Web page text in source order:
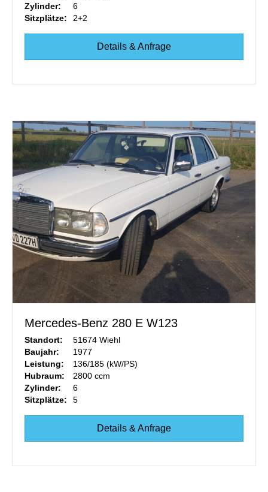
Zylinder:
6
Sitzplätze:
2+2
Details & Anfrage
Mercedes-Benz 280 E W123
Standort:
51674 Wiehl
Baujahr:
1977
Leistung:
136/185 (kW/PS)
Hubraum:
2800 ccm
Zylinder:
6
Sitzplätze:
5
Details & Anfrage